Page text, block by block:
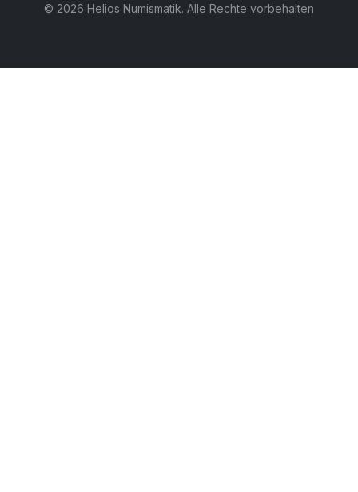
© 2026 Helios Numismatik. Alle Rechte vorbehalten